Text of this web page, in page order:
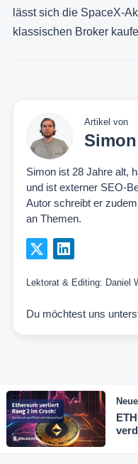
lässt sich die SpaceX-
klassischen Broker
Artikel von
Simon ist 28 Jahre alt,
und ist externer SEO-
Autor schreibt er
an Themen.
Lektorat & Editing: Daniel
Du möchtest uns